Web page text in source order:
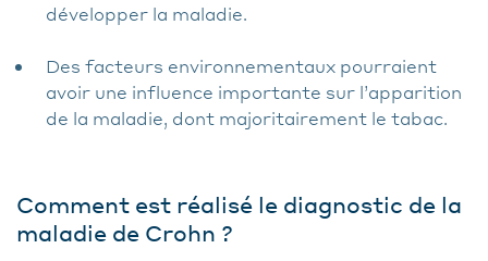
développer la maladie.
Des facteurs environnementaux pourraient
avoir une influence importante sur l’apparition
de la maladie, dont majoritairement le tabac.
Comment est réalisé le diagnostic de la
maladie de Crohn ?